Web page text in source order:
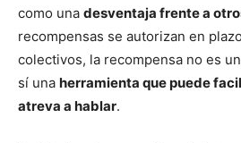
como una desventaja frente a
recompensas se autorizan en
colectivos, la recompensa no es
sí una herramienta que puede
atreva a hablar.